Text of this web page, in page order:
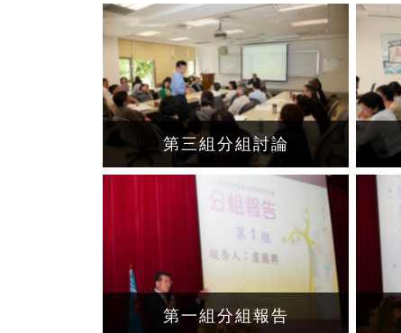
第三組分組討論
第一組分組報告